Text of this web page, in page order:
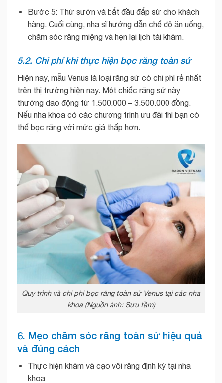
Bước 5: Thử sườn và bắt đầu đắp sứ cho khách
hàng. Cuối cùng, nha sĩ hướng dẫn chế độ ăn uống,
chăm sóc răng miệng và hẹn lại lịch tái khám.
5.2. Chi phí khi thực hiện bọc răng toàn sứ
Hiện nay, mẫu Venus là loại răng sứ có chi phí rẻ nhất
trên thị trường hiện nay. Một chiếc răng sứ này
thường dao động từ 1.500.000 – 3.500.000 đồng.
Nếu nha khoa có các chương trình ưu đãi thì bạn có
thể bọc răng với mức giá thấp hơn.
Quy trình và chi phi bọc răng toàn sứ Venus tại các nha
khoa (Nguồn ảnh: Sưu tầm)
6. Mẹo chăm sóc răng toàn sứ hiệu quả
và đúng cách
Thực hiện khám và cạo vôi răng định kỳ tại nha
khoa